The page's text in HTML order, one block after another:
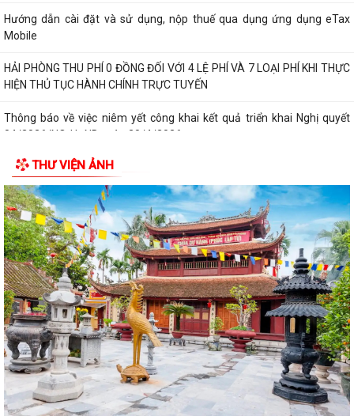
Hướng dẫn cài đặt và sử dụng, nộp thuế qua dụng ứng dụng eTax
Mobile
HẢI PHÒNG THU PHÍ 0 ĐỒNG ĐỐI VỚI 4 LỆ PHÍ VÀ 7 LOẠI PHÍ KHI THỰC
HIỆN THỦ TỤC HÀNH CHÍNH TRỰC TUYẾN
Thông báo về việc niêm yết công khai kết quả triển khai Nghị quyết
04/2026/NQ-HĐND ngày 20/4/2026...
THÔNG BÁO CỦA TRẠM Y TẾ PHƯỜNG KINH MÔN Về việc lập danh
sách những phụ nữ sinh con thứ hai trước...
PHƯỜNG KINH MÔN TUYÊN TRUYỀN, HƯỚNG DẪN NGƯỜI DÂN
CHUYỂN ĐỔI THIẾT BỊ, SIM 4G/5G TRƯỚC KHI NGỪNG...
PHƯỜNG KINH MÔN TRIỂN KHAI KẾ HOẠCH THU THUẾ SỬ DỤNG ĐẤT
PHI NÔNG NGHIỆP NĂM 2026 VÀ PHÁT ĐỘNG ĐỢT...
Vòng chung kết Hội thi lực lượng tham gia bảo vệ an ninh trật tự ở cơ
sở giỏi toàn quốc sẽ diễn ra...
NGHỊ QUYẾT SỐ 27 NGÀY 28/7/2026 của HĐND THÀNH PHỐ Quy định
chính sách hỗ trợ đối với người hoạt...
THƯ VIỆN ẢNH